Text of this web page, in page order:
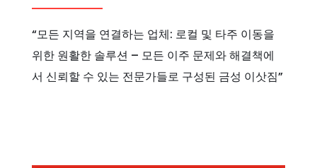
“모든 지역을 연결하는 업체: 로컬 및 타주 이동을
위한 원활한 솔루션 – 모든 이주 문제와 해결책에
서 신뢰할 수 있는 전문가들로 구성된 금성 이삿짐”